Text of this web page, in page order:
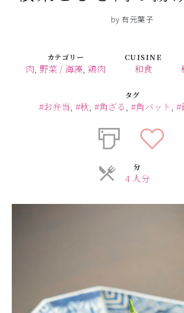
by 有元葉子
カテゴリー
肉, 野菜 / 海藻, 鶏肉
CUISINE
和食
タグ
#お弁当, #秋, #角ざる, #角バット , #
分
4 人分